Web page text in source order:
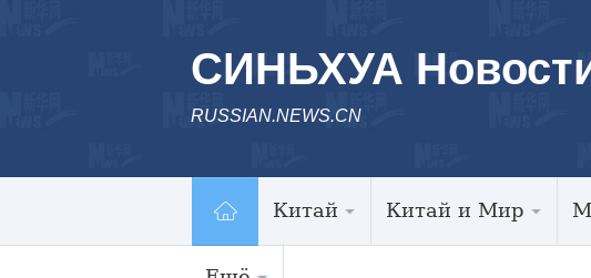
СИНЬХУА
RUSSIAN.NEWS.CN
Китай Китай и Мир